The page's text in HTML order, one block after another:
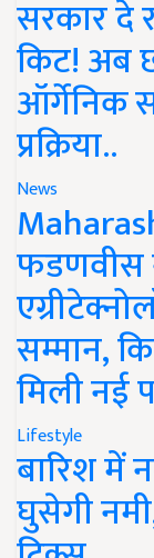
सरकार दे
किट! अब
ऑर्गेनिक
प्रक्रिया..
News
फडणवीस
सम्मान,
मिली नई
Lifestyle
बारिश में
घुसेगी